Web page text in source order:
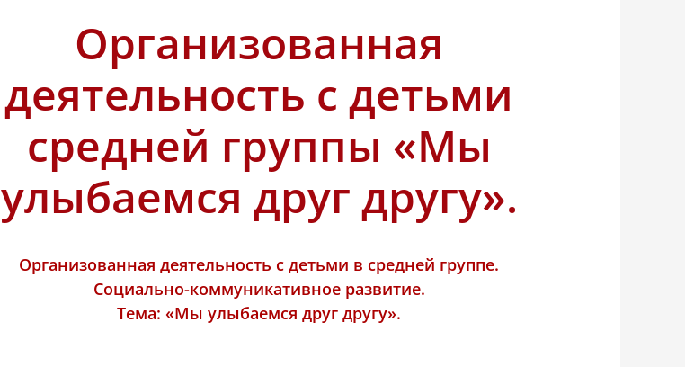
Организованная
деятельность с детьми
средней группы «Мы
улыбаемся друг другу».
Организованная деятельность с детьми в средней группе.
Социально-коммуникативное развитие.
Тема: «Мы улыбаемся друг другу».